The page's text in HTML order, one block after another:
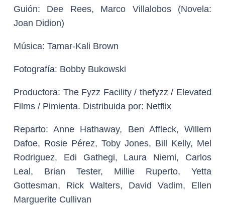
Guión: Dee Rees, Marco Villalobos (Novela:
Joan Didion)
Música: Tamar-Kali Brown
Fotografía: Bobby Bukowski
Productora: The Fyzz Facility / thefyzz / Elevated
Films / Pimienta. Distribuida por: Netflix
Reparto: Anne Hathaway, Ben Affleck, Willem
Dafoe, Rosie Pérez, Toby Jones, Bill Kelly, Mel
Rodriguez, Edi Gathegi, Laura Niemi, Carlos
Leal, Brian Tester, Millie Ruperto, Yetta
Gottesman, Rick Walters, David Vadim, Ellen
Marguerite Cullivan